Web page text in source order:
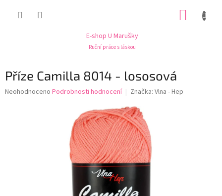
E-shop U Marušky
Ruční práce s láskou
Příze Camilla 8014 - lososová
Průměrné
Neohodnoceno Podrobnosti hodnocení Značka: Vlna - Hep